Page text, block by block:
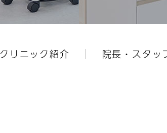
クリニック紹介 院長・スタッ